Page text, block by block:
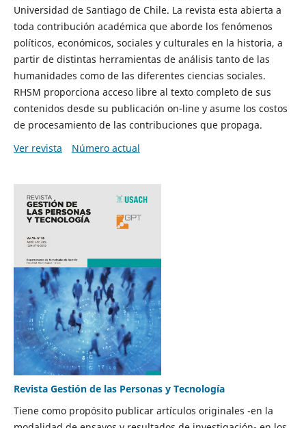
Universidad de Santiago de Chile. La revista esta abierta a
toda contribución académica que aborde los fenómenos
políticos, económicos, sociales y culturales en la historia, a
partir de distintas herramientas de análisis tanto de las
humanidades como de las diferentes ciencias sociales.
RHSM proporciona acceso libre al texto completo de sus
contenidos desde su publicación on-line y asume los costos
de procesamiento de las contribuciones que propaga.
Ver revista
Número actual
Revista Gestión de las Personas y Tecnología
Tiene como propósito publicar artículos originales -en la